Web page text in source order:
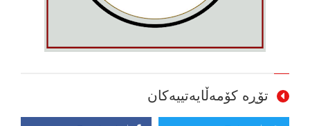
تۆڕە کۆمەڵایەتییەکان